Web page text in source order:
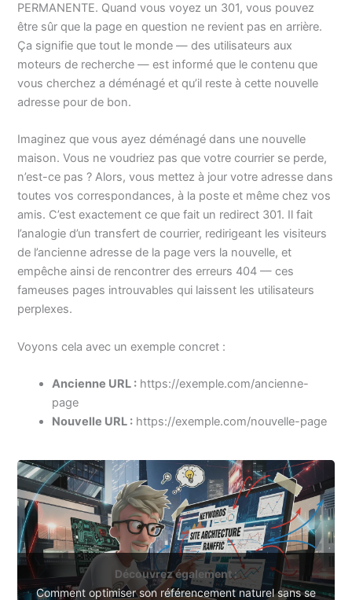
PERMANENTE. Quand vous voyez un 301, vous pouvez
être sûr que la page en question ne revient pas en arrière.
Ça signifie que tout le monde — des utilisateurs aux
moteurs de recherche — est informé que le contenu que
vous cherchez a déménagé et qu’il reste à cette nouvelle
adresse pour de bon.
Imaginez que vous ayez déménagé dans une nouvelle
maison. Vous ne voudriez pas que votre courrier se perde,
n’est-ce pas ? Alors, vous mettez à jour votre adresse dans
toutes vos correspondances, à la poste et même chez vos
amis. C’est exactement ce que fait un redirect 301. Il fait
l’analogie d’un transfert de courrier, redirigeant les visiteurs
de l’ancienne adresse de la page vers la nouvelle, et
empêche ainsi de rencontrer des erreurs 404 — ces
fameuses pages introuvables qui laissent les utilisateurs
perplexes.
Voyons cela avec un exemple concret :
Ancienne URL : https://exemple.com/ancienne-
page
Nouvelle URL : https://exemple.com/nouvelle-page
Découvrez également :
Comment optimiser son référencement naturel sans se